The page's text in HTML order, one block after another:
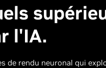
l'IA.
de rendu neuronal qui